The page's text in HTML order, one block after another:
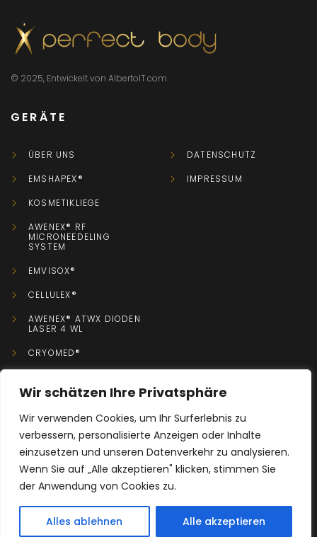
Wir schätzen Ihre Privatsphäre
Wir verwenden Cookies, um Ihr Surferlebnis zu
verbessern, personalisierte Anzeigen oder Inhalte
einzusetzen und unseren Datenverkehr zu analysieren.
Wenn Sie auf „Alle akzeptieren" klicken, stimmen Sie
der Anwendung von Cookies zu.
Alles ablehnen Alle akzeptieren
© 2025, Entwickelt von AlbertoIT.com
GERÄTE
ÜBER UNS
EMSHAPEX®
KOSMETIKLIEGE
AWENEX® RF
MICRONEEDELING
SYSTEM
EMVISOX®
CELLULEX®
AWENEX® ATWX DIODEN
LASER 4 WL
CRYOMED®
DATENSCHUTZ
IMPRESSUM
KONTAKT
+49 0152 08779755
info@x-perfect-body.de
Riesaer Straße 116, 04319 Leipzig, Deutschland
KONTAKT